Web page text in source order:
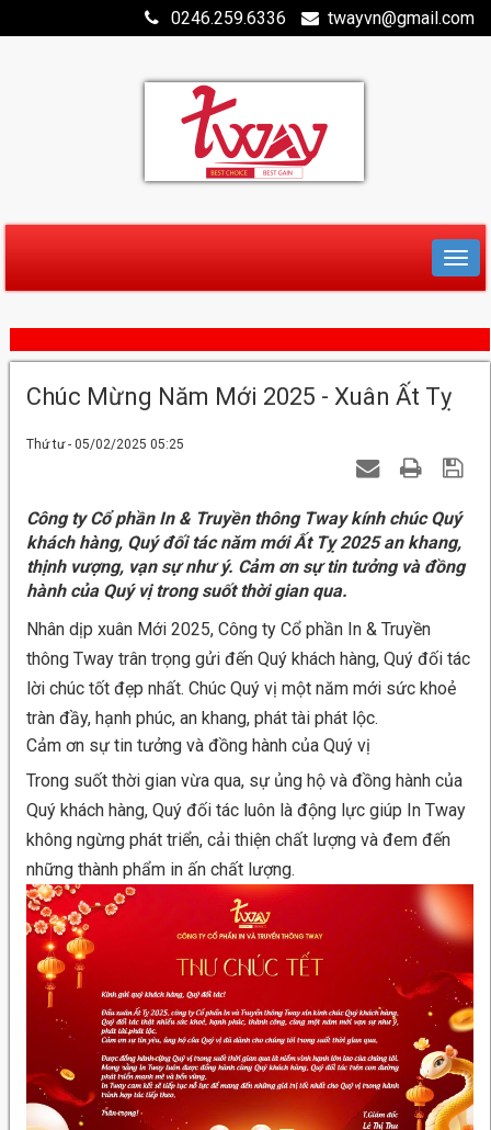
0246.259.6336 twayvn@gmail.com
Chúc Mừng Năm Mới 2025 - Xuân Ất Tỵ
Thứ tư - 05/02/2025 05:25
Công ty Cổ phần In & Truyền thông Tway kính chúc Quý
khách hàng, Quý đối tác năm mới Ất Tỵ 2025 an khang,
thịnh vượng, vạn sự như ý. Cảm ơn sự tin tưởng và đồng
hành của Quý vị trong suốt thời gian qua.
Nhân dịp xuân Mới 2025, Công ty Cổ phần In & Truyền
thông Tway trân trọng gửi đến Quý khách hàng, Quý đối tác
lời chúc tốt đẹp nhất. Chúc Quý vị một năm mới sức khoẻ
tràn đầy, hạnh phúc, an khang, phát tài phát lộc.
Cảm ơn sự tin tưởng và đồng hành của Quý vị
Trong suốt thời gian vừa qua, sự ủng hộ và đồng hành của
Quý khách hàng, Quý đối tác luôn là động lực giúp In Tway
không ngừng phát triển, cải thiện chất lượng và đem đến
những thành phẩm in ấn chất lượng.